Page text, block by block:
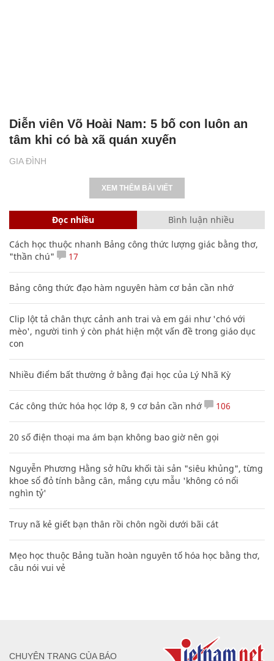
GIA ĐÌNH
Diễn viên Võ Hoài Nam: 5 bố con luôn an
tâm khi có bà xã quán xuyến
XEM THÊM BÀI VIẾT
Đọc nhiều Bình luận nhiều
Cách học thuộc nhanh Bảng công thức lượng giác bằng thơ,
"thần chú"
17
Bảng công thức đạo hàm nguyên hàm cơ bản cần nhớ
Clip lột tả chân thực cảnh anh trai và em gái như 'chó với
mèo', người tinh ý còn phát hiện một vấn đề trong giáo dục
con
Nhiều điểm bất thường ở bằng đại học của Lý Nhã Kỳ
Các công thức hóa học lớp 8, 9 cơ bản cần nhớ 106
20 số điện thoại ma ám bạn không bao giờ nên gọi
Nguyễn Phương Hằng sở hữu khối tài sản "siêu khủng", từng
khoe sổ đỏ tính bằng cân, mắng cựu mẫu 'không có nổi
nghìn tỷ'
Truy nã kẻ giết bạn thân rồi chôn ngồi dưới bãi cát
Mẹo học thuộc Bảng tuần hoàn nguyên tố hóa học bằng thơ,
câu nói vui vẻ
CHUYÊN TRANG CỦA BÁO